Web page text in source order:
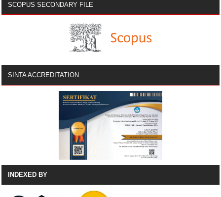
SCOPUS SECONDARY FILE
SINTA ACCREDITATION
INDEXED BY